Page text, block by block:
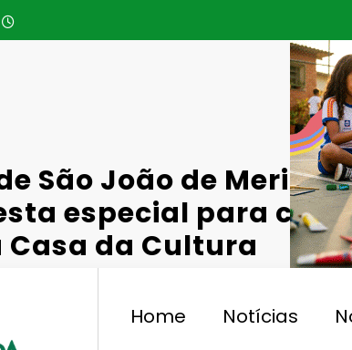
Home Notícias
São João de Meriti
especial para
Casa da Cultura